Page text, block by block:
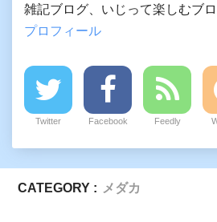
雑記ブログ、いじって楽しむブ
プロフィール
Twitter Facebook Feedly
CATEGORY : メダカ